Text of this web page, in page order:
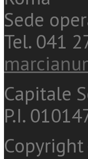
Sede
Tel. 041
Capitale
P.I.